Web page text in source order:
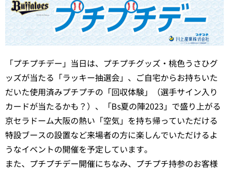
「プチプチデー」当日は、プチプチグッズ・桃色うさひグ
ッズが当たる「ラッキー抽選会」、ご自宅からお持ちいた
だいた使用済みプチプチの「回収体験」（選手サイン入り
カードが当たるかも？）、「Bs夏の陣2023」で盛り上がる
京セラドーム大阪の熱い「空気」を持ち帰っていただける
特設ブースの設置など来場者の方に楽しんでいただけるよ
うなイベントの開催を予定しています。
また、プチプチデー開催にちなみ、プチプチ持参のお客様